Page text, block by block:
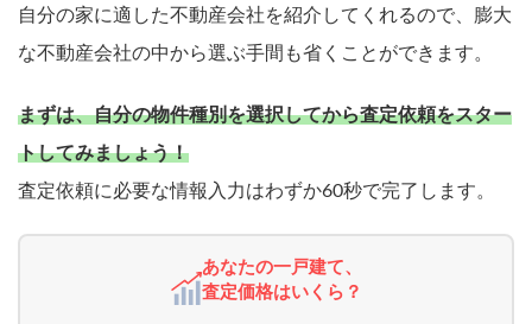
自分の家に適した不動産会社を紹介してくれるので、膨大
な不動産会社の中から選ぶ手間も省くことができます。
まずは、自分の物件種別を選択してから査定依頼をスター
トしてみましょう！
査定依頼に必要な情報入力はわずか60秒で完了します。
あなたの一戸建て、
査定価格はいくら？